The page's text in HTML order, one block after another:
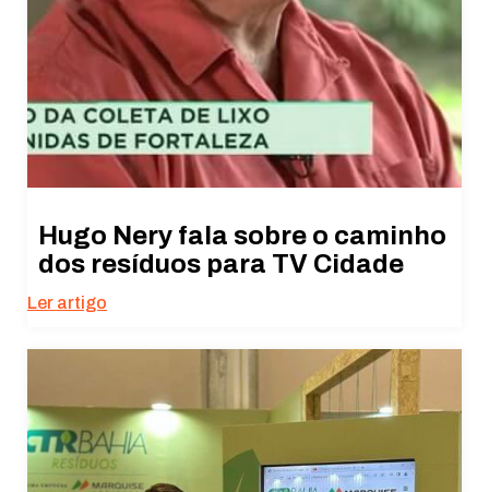
Hugo Nery fala sobre o caminho
dos resíduos para TV Cidade
Ler artigo